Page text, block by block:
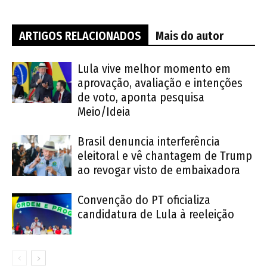
ARTIGOS RELACIONADOS Mais do autor
Lula vive melhor momento em
aprovação, avaliação e intenções
de voto, aponta pesquisa
Meio/Ideia
Brasil denuncia interferência
eleitoral e vê chantagem de Trump
ao revogar visto de embaixadora
Convenção do PT oficializa
candidatura de Lula à reeleição